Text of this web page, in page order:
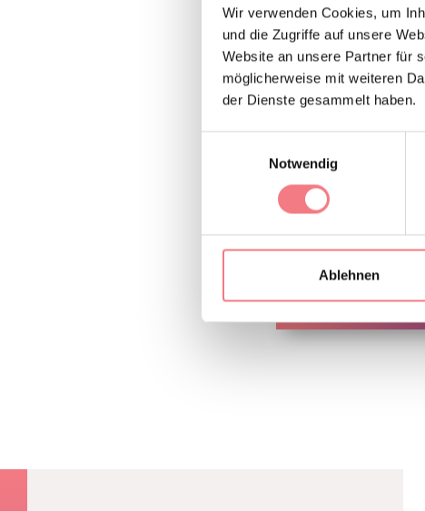
Wir verwenden Cookies, um
und die Zugriffe auf unsere
Website an unsere Partner für
möglicherweise mit weiteren
der Dienste gesammelt haben.
Notwendig
Ablehnen
So nehmen Sie teil
INFOS UND
Consorzio Cortina
INFORMATIONEN